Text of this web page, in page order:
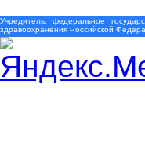
Учредитель: федеральное
здравоохранения Российской